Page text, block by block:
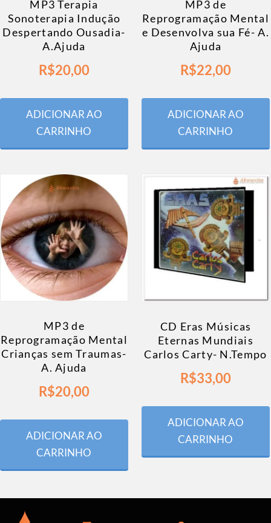
MP3 Terapia
Sonoterapia Indução
Despertando Ousadia-
A.Ajuda
R$20,00
ADICIONAR AO
CARRINHO
MP3 de
Reprogramação Mental
e Desenvolva sua Fé- A.
Ajuda
R$22,00
ADICIONAR AO
CARRINHO
MP3 de
Reprogramação Mental
Crianças sem Traumas-
A. Ajuda
R$20,00
ADICIONAR AO
CARRINHO
CD Eras Músicas
Eternas Mundiais
Carlos Carty- N.Tempo
R$33,00
ADICIONAR AO
CARRINHO